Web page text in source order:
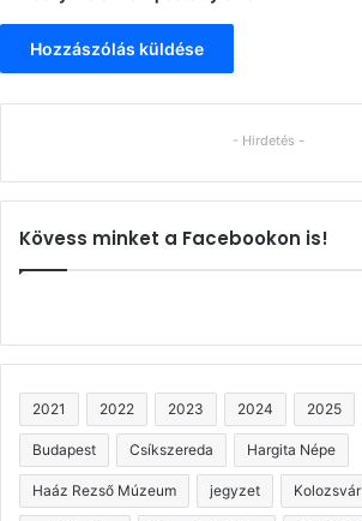
- Hirdetés -
Kövess minket a Facebookon is!
2021 2022 2023 2024 2025
Budapest Csíkszereda Hargita Népe
Haáz Rezső Múzeum jegyzet Kolozsvár